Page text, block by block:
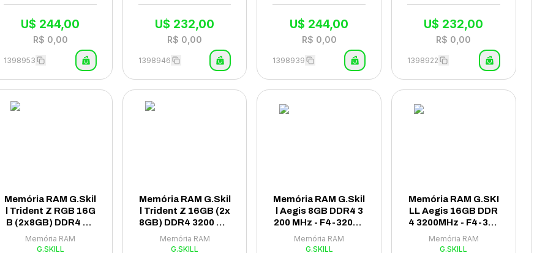
U$ 244,00
R$ 0,00
1398953
U$ 232,00
R$ 0,00
1398946
U$ 244,00
R$ 0,00
1398939
U$ 232,00
R$ 0,00
1398922
Memória RAM G.Skil
l Trident Z RGB 16G
B (2x8GB) DDR4 40
00MHz - F4-4000C1
8D-16GTZRB
Memória RAM
G.SKILL
Memória RAM G.Skil
l Trident Z 16GB (2x
8GB) DDR4 3200 MH
z - F4-3200C16D-16
GTZSK
Memória RAM
G.SKILL
Memória RAM G.Skil
l Aegis 8GB DDR4 3
200 MHz - F4-3200C
16S-8GIS
Memória RAM
G.SKILL
Memória RAM G.SKI
LL Aegis 16GB DDR
4 3200MHz - F4-320
0C16S-16GIS
Memória RAM
G.SKILL